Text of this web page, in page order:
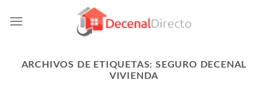
ARCHIVOS DE ETIQUETAS:SEGURO DECENAL
VIVIENDA